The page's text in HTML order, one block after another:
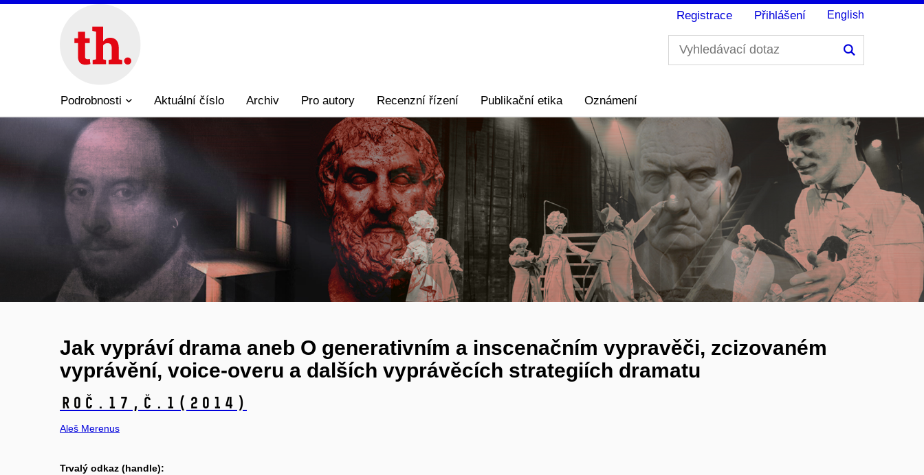
Registrace Přihlášení English
Podrobnosti Aktuální číslo Archiv Pro autory Recenzní řízení Publikační etika Oznámení
Jak vypráví drama aneb O generativním a inscenačním vypravěči, zcizovaném
vyprávění, voice-overu a dalších vyprávěcích strategiích dramatu
Roč.17, č.1 (2014)
Aleš Merenus
Trvalý odkaz (handle):